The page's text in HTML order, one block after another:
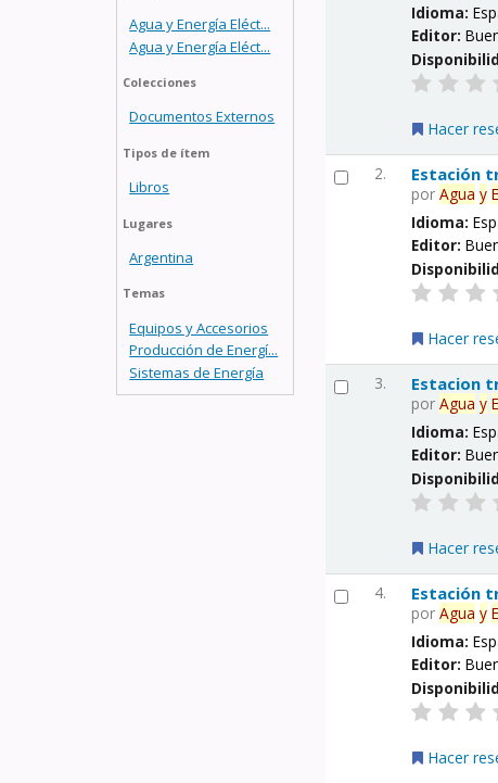
Agua y Energía Eléct...
Agua y Energía Eléct...
Colecciones
Documentos Externos
Tipos de ítem
Libros
Lugares
Argentina
Temas
Equipos y Accesorios
Producción de Energí...
Sistemas de Energía
Idioma:
Editor:
Hacer
2. Estación
porAgua y
Idioma:
Editor:
Hacer
3. Estacion
porAgua y
Idioma:
Editor:
Hacer
4. Estación
porAgua y
Idioma:
Editor:
Hacer